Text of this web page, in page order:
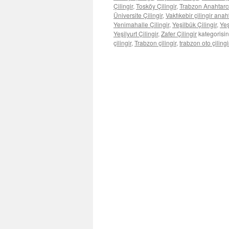
Çilingir, Tosköy Çilingir, Trabzon
Üniversite Çilingir, Vakfıkebir çilingir
Yenimahalle Çilingir, Yeşilbük Çilingir,
Yeşilyurt Çilingir, Zafer Çilingir
çilingir, Trabzon çilingir, trabzon oto